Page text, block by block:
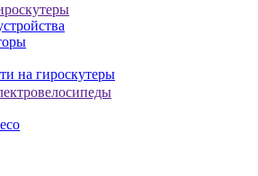
на гироскутеры